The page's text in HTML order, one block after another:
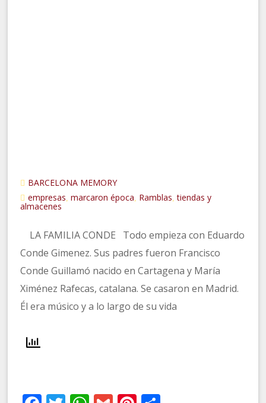
BARCELONA MEMORY
empresas,marcaron época, Ramblas,tiendas y
almacenes
LA FAMILIA CONDE Todo empieza con Eduardo
Conde Gimenez. Sus padres fueron Francisco
Conde Guillamó nacido en Cartagena y María
Ximénez Rafecas, catalana. Se casaron en Madrid.
Él era músico y a lo largo de su vida